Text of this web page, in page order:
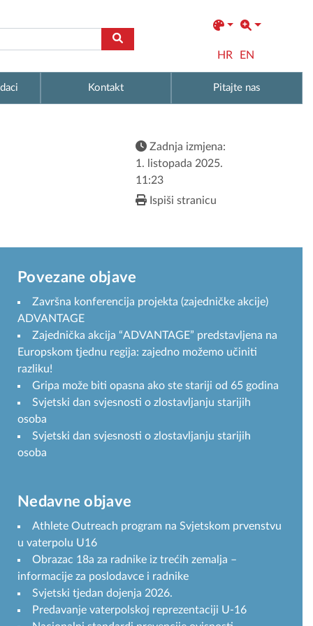
HR EN
Kontakt Pitajte nas
Zadnja izmjena:
1. listopada 2025.
11:23
Ispiši stranicu
Povezane objave
Završna konferencija projekta (zajedničke akcije)
ADVANTAGE
Zajednička akcija “ADVANTAGE” predstavljena na
Europskom tjednu regija: zajedno možemo učiniti
razliku!
Gripa može biti opasna ako ste stariji od 65 godina
Svjetski dan svjesnosti o zlostavljanju starijih
osoba
Svjetski dan svjesnosti o zlostavljanju starijih
osoba
Nedavne objave
Athlete Outreach program na Svjetskom prvenstvu
u vaterpolu U16
Obrazac 18a za radnike iz trećih zemalja –
informacije za poslodavce i radnike
Svjetski tjedan dojenja 2026.
Predavanje vaterpolskoj reprezentaciji U-16